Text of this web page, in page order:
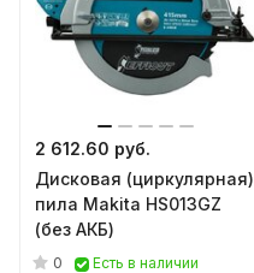
2 612.60 руб.
Дисковая (циркулярная)
пила Makita HS013GZ
(без АКБ)
0
Есть в наличии